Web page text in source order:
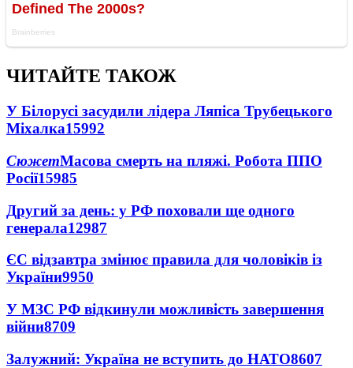
ЧИТАЙТЕ ТАКОЖ
У Білорусі засудили лідера Ляпіса Трубецького
Міхалка15992
СюжетМасова смерть на пляжі. Робота ППО
Росії15985
Другий за день: у РФ поховали ще одного
генерала12987
ЄС відзавтра змінює правила для чоловіків із
України9950
У МЗС РФ відкинули можливість завершення
війни8709
Залужний: Україна не вступить до НАТО8607